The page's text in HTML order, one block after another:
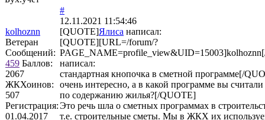
kolhoznn
Ветеран
Сообщений:
459 Баллов:
2067
ЖКХоинов:
507
Регистрация:
01.04.2017
#
12.11.2021 11:54:46
[QUOTE]Ялиса написал:
[QUOTE][URL=/forum/?
написал:
стандартная кнопочка в сметной программе[/
очень интересно, а в какой программе вы считали
по содержанию жилья?[/QUOTE]
Это речь шла о сметных программах в
т.е. строительные сметы. Мы в ЖКХ их